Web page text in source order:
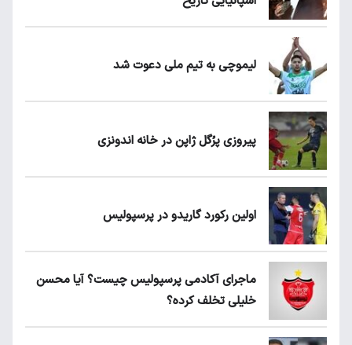
لیموچی به تیم ملی دعوت شد
پیروزی پرُگل ژاپن در خانه اندونزی
اولین رکورد گاریدو در پرسپولیس
ماجرای آکادمی پرسپولیس چیست؟ آیا محسن
خلیلی تخلف کرده؟